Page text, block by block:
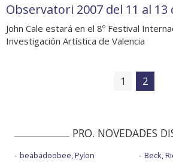
Observatori 2007 del 11 al 13
John Cale estará en el 8º Festival
Investigación Artística de Valencia
1 2
PRO. NOVEDADES
beabadoobee, Pylon
Beck,